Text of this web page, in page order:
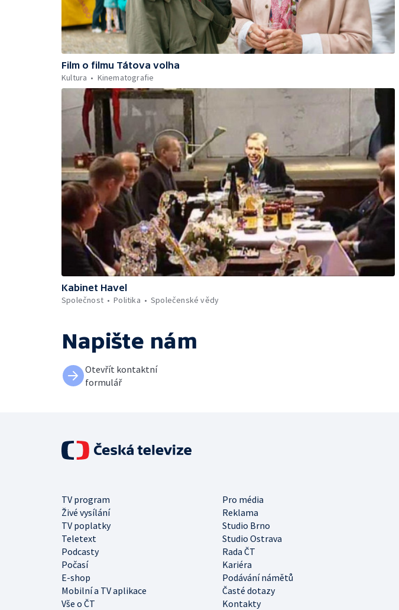
Film o filmu Tátova volha
Kultura
Kinematografie
Kabinet Havel
Společnost
Politika Společenské vědy
Napište nám
Otevřít kontaktní
formulář
TV program
Pro média
Živé vysílání
Reklama
TV poplatky
Studio Brno
Teletext
Studio Ostrava
Podcasty
Rada ČT
Počasí
Kariéra
E-shop
Podávání námětů
Mobilní a TV aplikace
Časté dotazy
Vše o ČT
Kontakty